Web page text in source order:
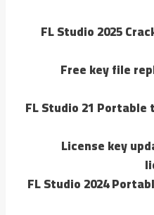
FL Studio 2025
Free key file
FL Studio 21 Portable
License key
FL Studio 2024